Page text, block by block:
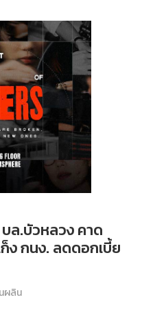
ล.บัวหลวง คาด
ง กนง. ลดดอกเบี้ย
ผลิน